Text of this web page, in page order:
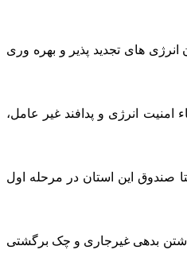
انرژی های تجدید پذیر و بهره وری
امنیت انرژی و پدافند غیر عامل،
صندوق این استان در مرحله اول
بدهی غیرجاری و چک برگشتی